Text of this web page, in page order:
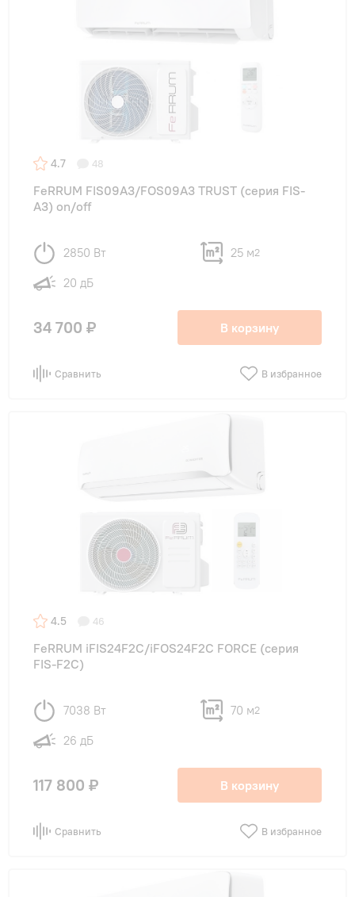
4.7 48
FeRRUM FIS09A3/FOS09A3 TRUST (cерия FIS-
A3) on/off
2850 Вт 25 м2
20 дБ
34 700 ₽ В корзину
Сравнить В избранное
4.5 46
FeRRUM iFIS24F2С/iFOS24F2С FORCE (cерия
FIS-F2C)
7038 Вт 70 м2
26 дБ
117 800 ₽ В корзину
Сравнить В избранное